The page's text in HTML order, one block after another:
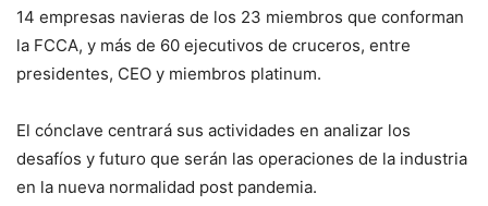
14 empresas navieras de los 23 miembros que conforman
la FCCA, y más de 60 ejecutivos de cruceros, entre
presidentes, CEO y miembros platinum.
El cónclave centrará sus actividades en analizar los
desafíos y futuro que serán las operaciones de la industria
en la nueva normalidad post pandemia.